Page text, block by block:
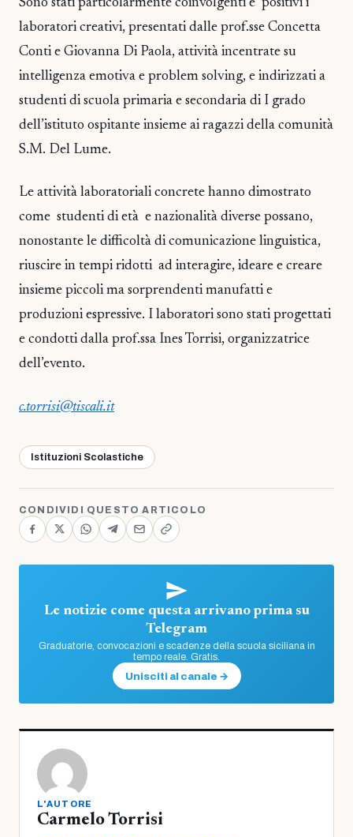
Sono stati particolarmente coinvolgenti e positivi i
laboratori creativi, presentati dalle prof.sse Concetta
Conti e Giovanna Di Paola, attività incentrate su
intelligenza emotiva e problem solving, e indirizzati a
studenti di scuola primaria e secondaria di I grado
dell’istituto ospitante insieme ai ragazzi della comunità
S.M. Del Lume.
Le attività laboratoriali concrete hanno dimostrato
come studenti di età e nazionalità diverse possano,
nonostante le difficoltà di comunicazione linguistica,
riuscire in tempi ridotti ad interagire, ideare e creare
insieme piccoli ma sorprendenti manufatti e
produzioni espressive. I laboratori sono stati progettati
e condotti dalla prof.ssa Ines Torrisi, organizzatrice
dell’evento.
c.torrisi@tiscali.it
Istituzioni Scolastiche
CONDIVIDI QUESTO ARTICOLO
Le notizie come questa arrivano prima su
Telegram
Graduatorie, convocazioni e scadenze della scuola siciliana in
tempo reale. Gratis.
Unisciti al canale →
L'AUTORE
Carmelo Torrisi